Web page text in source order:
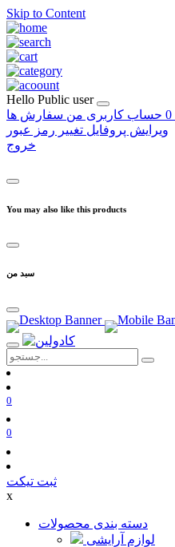
Skip to Content
Hello Public user
0 حساب کاربری من سفارش ها
ویرایش پروفایل تغییر رمز عبور
خروج
You may also like this products
سبد من
0
0
ثبت تیکت
x
دسته بندی محصولات
لوازم آرایشی